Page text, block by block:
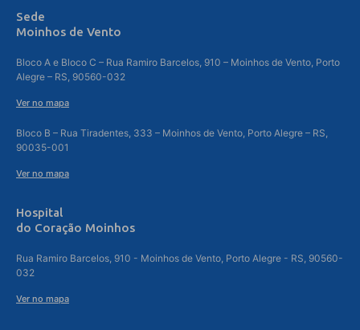
Sede
Moinhos de Vento
Bloco A e Bloco C – Rua Ramiro Barcelos, 910 – Moinhos de Vento, Porto
Alegre – RS, 90560-032
Ver no mapa
Bloco B – Rua Tiradentes, 333 – Moinhos de Vento, Porto Alegre – RS,
90035-001
Ver no mapa
Hospital
do Coração Moinhos
Rua Ramiro Barcelos, 910 - Moinhos de Vento, Porto Alegre - RS, 90560-
032
Ver no mapa